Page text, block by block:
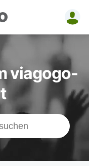
-
,
der
viagogo-